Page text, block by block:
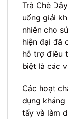
Trà Chè
uống giải
nhiên cho
hiện đại đã
hỗ trợ điều
biệt là các
Các hoạt
dụng kháng
tấy và làm